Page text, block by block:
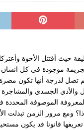
حيث أقتتل الأخوة
موجودة في كل
تصل لدرجة أنها تكون
والأذي الجسدي
الموصوفة المحددة
ومع مرور الزمن تبدلت
قانونا قد يكون